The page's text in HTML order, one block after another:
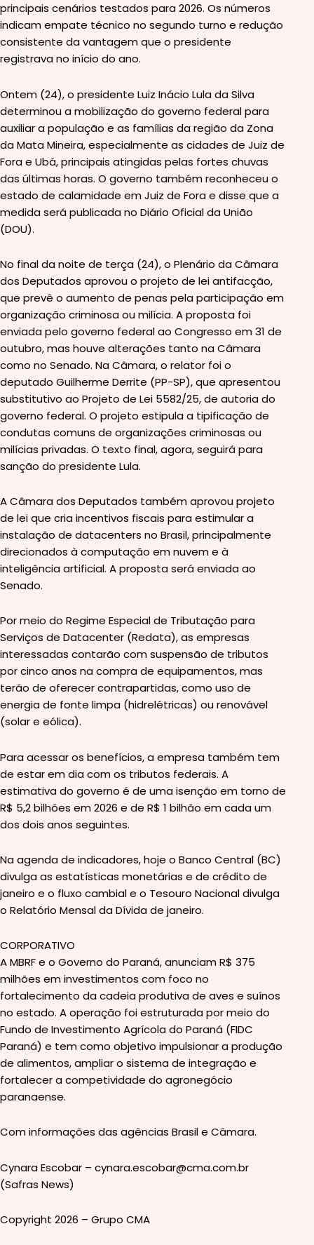
principais cenários testados para 2026. Os números
indicam empate técnico no segundo turno e redução
consistente da vantagem que o presidente
registrava no início do ano.
Ontem (24), o presidente Luiz Inácio Lula da Silva
determinou a mobilização do governo federal para
auxiliar a população e as famílias da região da Zona
da Mata Mineira, especialmente as cidades de Juiz de
Fora e Ubá, principais atingidas pelas fortes chuvas
das últimas horas. O governo também reconheceu o
estado de calamidade em Juiz de Fora e disse que a
medida será publicada no Diário Oficial da União
(DOU).
No final da noite de terça (24), o Plenário da Câmara
dos Deputados aprovou o projeto de lei antifacção,
que prevê o aumento de penas pela participação em
organização criminosa ou milícia. A proposta foi
enviada pelo governo federal ao Congresso em 31 de
outubro, mas houve alterações tanto na Câmara
como no Senado. Na Câmara, o relator foi o
deputado Guilherme Derrite (PP-SP), que apresentou
substitutivo ao Projeto de Lei 5582/25, de autoria do
governo federal. O projeto estipula a tipificação de
condutas comuns de organizações criminosas ou
milícias privadas. O texto final, agora, seguirá para
sanção do presidente Lula.
A Câmara dos Deputados também aprovou projeto
de lei que cria incentivos fiscais para estimular a
instalação de datacenters no Brasil, principalmente
direcionados à computação em nuvem e à
inteligência artificial. A proposta será enviada ao
Senado.
Por meio do Regime Especial de Tributação para
Serviços de Datacenter (Redata), as empresas
interessadas contarão com suspensão de tributos
por cinco anos na compra de equipamentos, mas
terão de oferecer contrapartidas, como uso de
energia de fonte limpa (hidrelétricas) ou renovável
(solar e eólica).
Para acessar os benefícios, a empresa também tem
de estar em dia com os tributos federais. A
estimativa do governo é de uma isenção em torno de
R$ 5,2 bilhões em 2026 e de R$ 1 bilhão em cada um
dos dois anos seguintes.
Na agenda de indicadores, hoje o Banco Central (BC)
divulga as estatísticas monetárias e de crédito de
janeiro e o fluxo cambial e o Tesouro Nacional divulga
o Relatório Mensal da Dívida de janeiro.
CORPORATIVO
A MBRF e o Governo do Paraná, anunciam R$ 375
milhões em investimentos com foco no
fortalecimento da cadeia produtiva de aves e suínos
no estado. A operação foi estruturada por meio do
Fundo de Investimento Agrícola do Paraná (FIDC
Paraná) e tem como objetivo impulsionar a produção
de alimentos, ampliar o sistema de integração e
fortalecer a competividade do agronegócio
paranaense.
Com informações das agências Brasil e Câmara.
Cynara Escobar – cynara.escobar@cma.com.br
(Safras News)
Copyright 2026 – Grupo CMA